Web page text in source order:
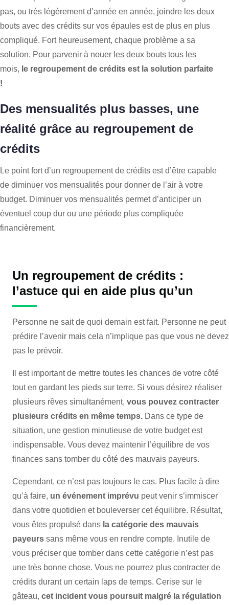
pas, ou très légèrement d’année en année, joindre les deux
bouts avec des crédits sur vos épaules est de plus en plus
compliqué. Fort heureusement, chaque problème a sa
solution. Pour parvenir à nouer les deux bouts tous les
mois, le regroupement de crédits est la solution parfaite
!
Des mensualités plus basses, une
réalité grâce au regroupement de
crédits
Le point fort d’un regroupement de crédits est d’être capable
de diminuer vos mensualités pour donner de l’air à votre
budget. Diminuer vos mensualités permet d’anticiper un
éventuel coup dur ou une période plus compliquée
financièrement.
Un regroupement de crédits :
l’astuce qui en aide plus qu’un
Personne ne sait de quoi demain est fait. Personne ne peut
prédire l’avenir mais cela n’implique pas que vous ne devez
pas le prévoir.
Il est important de mettre toutes les chances de votre côté
tout en gardant les pieds sur terre. Si vous désirez réaliser
plusieurs rêves simultanément, vous pouvez contracter
plusieurs crédits en même temps. Dans ce type de
situation, une gestion minutieuse de votre budget est
indispensable. Vous devez maintenir l’équilibre de vos
finances sans tomber du côté des mauvais payeurs.
Cependant, ce n’est pas toujours le cas. Plus facile à dire
qu’à faire, un événement imprévu peut venir s’immiscer
dans votre quotidien et bouleverser cet équilibre. Résultat,
vous êtes propulsé dans la catégorie des mauvais
payeurs sans même vous en rendre compte. Inutile de
vous préciser que tomber dans cette catégorie n’est pas
une très bonne chose. Vous ne pourrez plus contracter de
crédits durant un certain laps de temps. Cerise sur le
gâteau, cet incident vous poursuit malgré la régulation